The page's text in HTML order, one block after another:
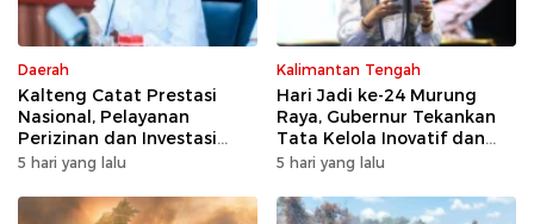
Daerah
Kalteng Catat Prestasi
Nasional, Pelayanan
Perizinan dan Investasi
Raih Predikat Sangat Baik
5 hari yang lalu
Kalimantan Tengah
Hari Jadi ke-24 Murung
Raya, Gubernur Tekankan
Tata Kelola Inovatif dan
Kesiapsiagaan Karhutla
5 hari yang lalu